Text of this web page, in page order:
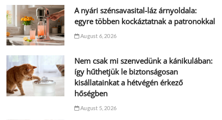
A nyári szénsavasital-láz árnyoldala:
egyre többen kockáztatnak a patronokkal
August 6, 2026
Nem csak mi szenvedünk a kánikulában:
így hűthetjük le biztonságosan
kisállatainkat a hétvégén érkező
hőségben
August 5, 2026